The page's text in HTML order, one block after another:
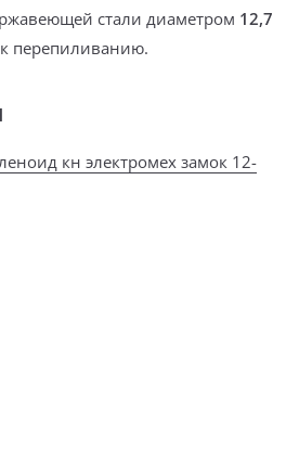
стали диаметром 12,7
перепиливанию.
кн электромех замок 12-